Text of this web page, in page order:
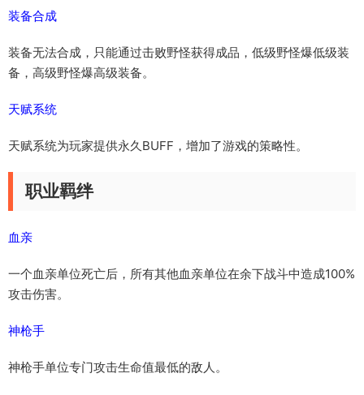
装备合成
装备无法合成，只能通过击败野怪获得成品，低级野怪爆低级装
备，高级野怪爆高级装备。
天赋系统
天赋系统为玩家提供永久BUFF，增加了游戏的策略性。
职业羁绊
血亲
一个血亲单位死亡后，所有其他血亲单位在余下战斗中造成100%
攻击伤害。
神枪手
神枪手单位专门攻击生命值最低的敌人。